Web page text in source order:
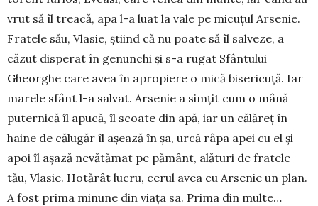
vrut să îl treacă, apa l-a luat la vale pe micuțul Arsenie.
Fratele său, Vlasie, știind că nu poate să îl salveze, a
căzut disperat în genunchi și s-a rugat Sfântului
Gheorghe care avea în apropiere o mică bisericuță. Iar
marele sfânt l-a salvat. Arsenie a simțit cum o mână
puternică îl apucă, îl scoate din apă, iar un călăreț în
haine de călugăr îl așează în șa, urcă râpa apei cu el și
apoi îl așază nevătămat pe pământ, ală­turi de fratele
tău, Vlasie. Hotărât lucru, cerul avea cu Arsenie un plan.
A fost prima minune din viața sa. Prima din multe…